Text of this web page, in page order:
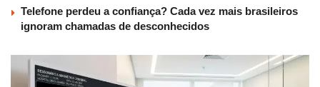
Telefone perdeu a confiança? Cada vez mais brasileiros
ignoram chamadas de desconhecidos